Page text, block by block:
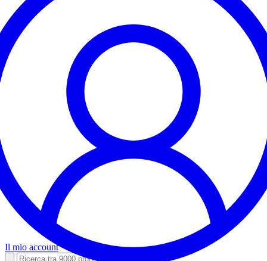
Il mio account